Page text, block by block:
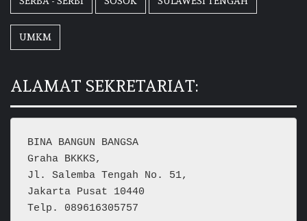
UMKM
ALAMAT SEKRETARIAT:
BINA BANGUN BANGSA
Graha BKKKS,
Jl. Salemba Tengah No. 51,
Jakarta Pusat 10440
Telp. 089616305757